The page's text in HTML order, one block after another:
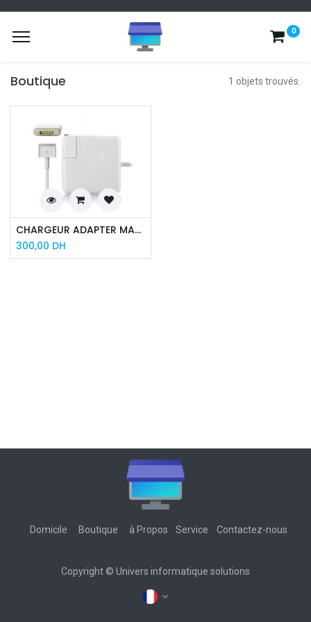
0
Boutique 1 objets trouvés.
CHARGEUR ADAPTER MAC 60W CD
300,00 DH
Domicile Boutique à Propos Service Contactez-nous
Copyright © Univers informatique solutions